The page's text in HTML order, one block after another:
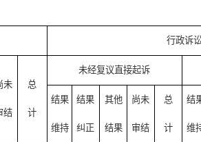
行政诉
未
结
总
计
未经复议直接起诉
结果
维持
结果
纠正
其他
结果
尚未
审结
总
计
结
维